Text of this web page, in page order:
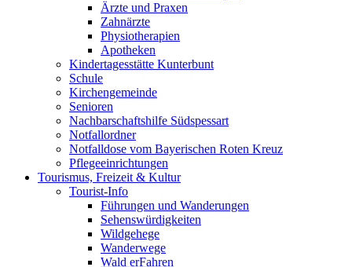
Ärzte und Praxen
Zahnärzte
Physiotherapien
Apotheken
Kindertagesstätte Kunterbunt
Schule
Kirchengemeinde
Senioren
Nachbarschaftshilfe Südspessart
Notfallordner
Notfalldose vom Bayerischen Roten Kreuz
Pflegeeinrichtungen
Tourismus, Freizeit & Kultur
Tourist-Info
Führungen und Wanderungen
Sehenswürdigkeiten
Wildgehege
Wanderwege
Wald erFahren